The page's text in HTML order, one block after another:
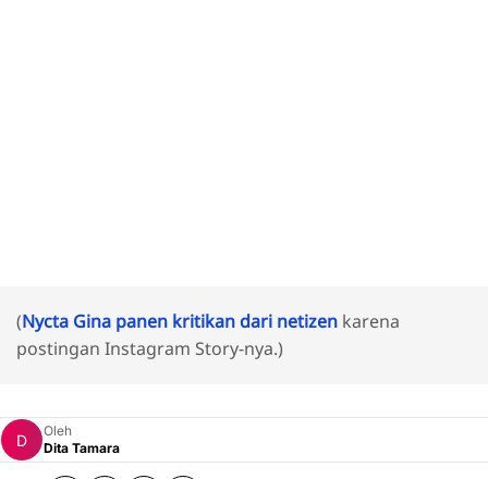
(Nycta Gina panen kritikan dari netizen karena
postingan Instagram Story-nya.)
Oleh
Dita Tamara